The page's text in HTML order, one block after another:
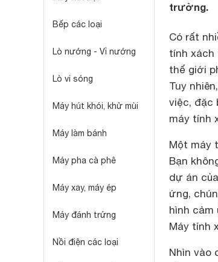
Bếp các loại
Lò nướng - Vỉ nướng
Lò vi sóng
Máy hút khói, khử mùi
Máy làm bánh
Máy pha cà phê
Máy xay, máy ép
Máy đánh trứng
Nồi điện các loại
trường.
Có rất
tính xách
thế giới
Tuy
việc, đặc
máy tính
Một máy
Bạn
dự án
ứng,
hình
Máy tính
Nhìn vào